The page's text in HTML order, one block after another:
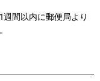
間以内に郵便局より